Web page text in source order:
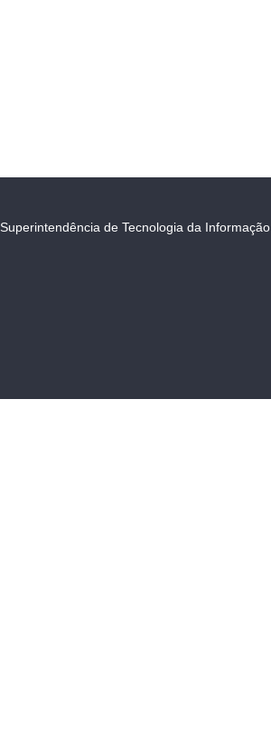
Superintendência de Tecnologia da Informação